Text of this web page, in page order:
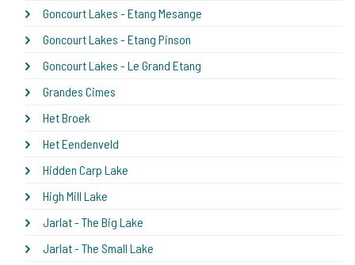
Goncourt Lakes - Etang Mesange
Goncourt Lakes - Etang Pinson
Goncourt Lakes - Le Grand Etang
Grandes Cimes
Het Broek
Het Eendenveld
Hidden Carp Lake
High Mill Lake
Jarlat - The Big Lake
Jarlat - The Small Lake